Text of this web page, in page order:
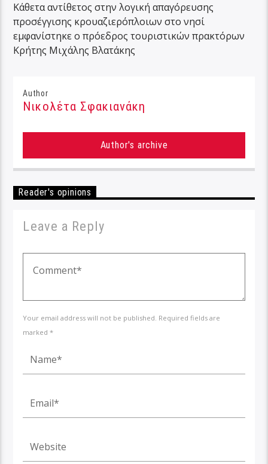
Κάθετα αντίθετος στην λογική απαγόρευσης
προσέγγισης κρουαζιερόπλοιων στο νησί
εμφανίστηκε ο πρόεδρος τουριστικών πρακτόρων
Κρήτης Μιχάλης Βλατάκης
Author
Νικολέτα Σφακιανάκη
Author's archive
Reader's opinions
Leave a Reply
Your email address will not be published. Required fields are
marked *